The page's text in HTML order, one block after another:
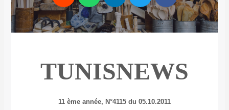
TUNISNEWS
11 ème année, N°4115 du 05.10.2011